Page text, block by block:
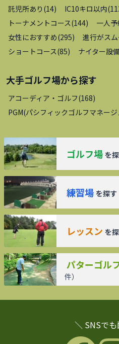
託児所あり (14) IC10キロ以内(
トーナメントコース(144) 一人
女性におすすめ(295) 進行がス
ショートコース(85) ナイター設
大手ゴルフ場から探す
アコーディア・ゴルフ(168)
PGM(パシフィックゴルフマネー
ゴルフ場 を
練習場 を探す
レッスン を
パターゴル
件）
＼ SNSで